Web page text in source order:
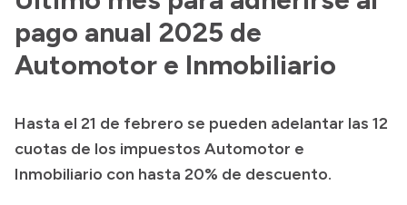
Transparencia
Boletín Oficial
Compras y licitaciones
pago anual 2025 de
Automotor e Inmobiliario
Hasta el 21 de febrero se pueden adelantar las 12
cuotas de los impuestos Automotor e
Inmobiliario con hasta 20% de descuento.